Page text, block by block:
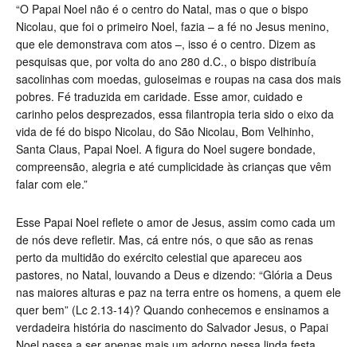
“O Papai Noel não é o centro do Natal, mas o que o bispo
Nicolau, que foi o primeiro Noel, fazia – a fé no Jesus menino,
que ele demonstrava com atos –, isso é o centro. Dizem as
pesquisas que, por volta do ano 280 d.C., o bispo distribuía
sacolinhas com moedas, guloseimas e roupas na casa dos mais
pobres. Fé traduzida em caridade. Esse amor, cuidado e
carinho pelos desprezados, essa filantropia teria sido o eixo da
vida de fé do bispo Nicolau, do São Nicolau, Bom Velhinho,
Santa Claus, Papai Noel. A figura do Noel sugere bondade,
compreensão, alegria e até cumplicidade às crianças que vêm
falar com ele.”
Esse Papai Noel reflete o amor de Jesus, assim como cada um
de nós deve refletir. Mas, cá entre nós, o que são as renas
perto da multidão do exército celestial que apareceu aos
pastores, no Natal, louvando a Deus e dizendo: “Glória a Deus
nas maiores alturas e paz na terra entre os homens, a quem ele
quer bem” (Lc 2.13-14)? Quando conhecemos e ensinamos a
verdadeira história do nascimento do Salvador Jesus, o Papai